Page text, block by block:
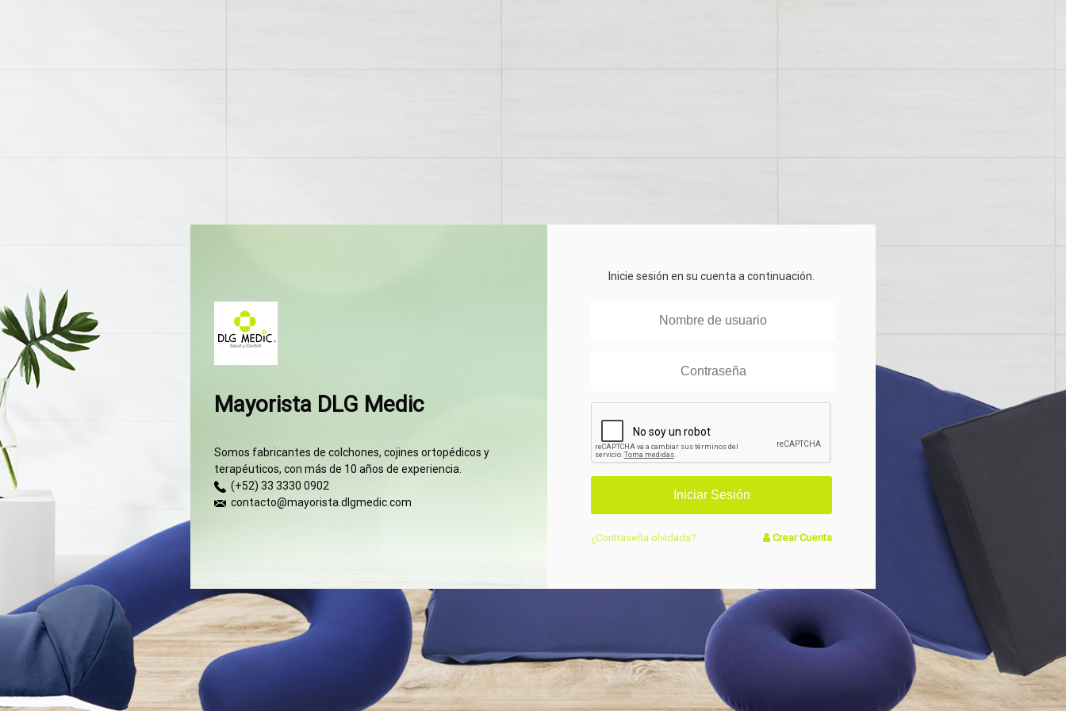
Mayorista DLG Medic
Somos fabricantes de colchones, cojines ortopédicos y
terapéuticos, con más de 10 años de experiencia.
(+52) 33 3330 0902
contacto@mayorista.dlgmedic.com
Inicie sesión en su cuenta a continuación.
¿Contraseña olvidada? Crear Cuenta